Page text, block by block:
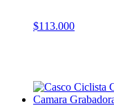
$113.000